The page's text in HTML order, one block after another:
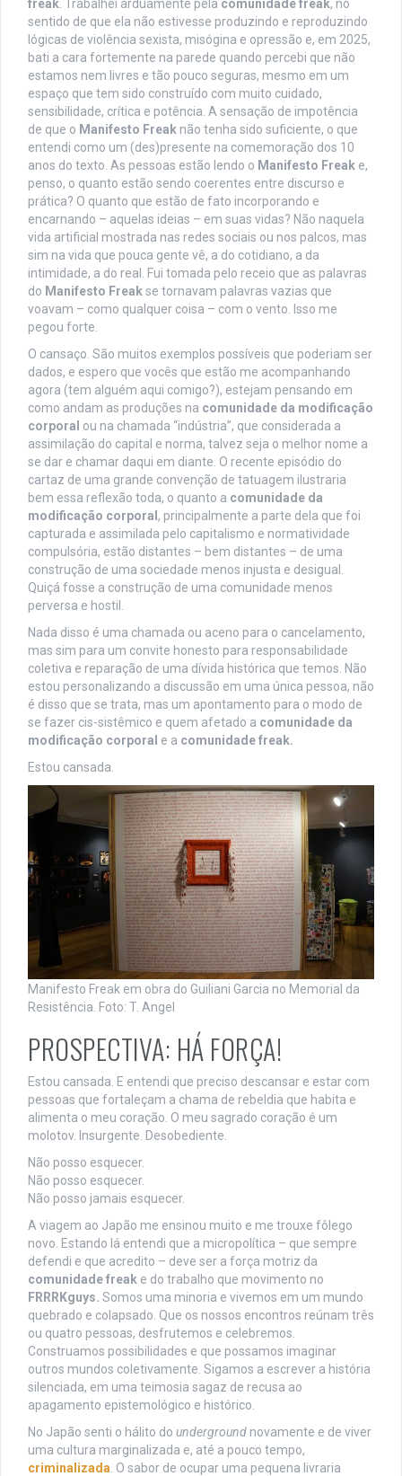
freak . Trabalhei arduamente pela comunidade freak, no
sentido de que ela não estivesse produzindo e reproduzindo
lógicas de violência sexista, misógina e opressão e, em 2025,
bati a cara fortemente na parede quando percebi que não
estamos nem livres e tão pouco seguras, mesmo em um
espaço que tem sido construído com muito cuidado,
sensibilidade, crítica e potência. A sensação de impotência
de que o Manifesto Freak não tenha sido suficiente, o que
entendi como um (des)presente na comemoração dos 10
anos do texto. As pessoas estão lendo o Manifesto Freak e,
penso, o quanto estão sendo coerentes entre discurso e
prática? O quanto que estão de fato incorporando e
encarnando – aquelas ideias – em suas vidas? Não naquela
vida artificial mostrada nas redes sociais ou nos palcos, mas
sim na vida que pouca gente vê, a do cotidiano, a da
intimidade, a do real. Fui tomada pelo receio que as palavras
do Manifesto Freakse tornavam palavras vazias que
voavam – como qualquer coisa – com o vento. Isso me
pegou forte.
O cansaço. São muitos exemplos possíveis que poderiam ser
dados, e espero que vocês que estão me acompanhando
agora (tem alguém aqui comigo?), estejam pensando em
como andam as produções na comunidade da modificação
corporal ou na chamada “indústria”, que considerada a
assimilação do capital e norma, talvez seja o melhor nome a
se dar e chamar daqui em diante. O recente episódio do
cartaz de uma grande convenção de tatuagem ilustraria
bem essa reflexão toda, o quanto a comunidade da
modificação corporal , principalmente a parte dela que foi
capturada e assimilada pelo capitalismo e normatividade
compulsória, estão distantes – bem distantes – de uma
construção de uma sociedade menos injusta e desigual.
Quiçá fosse a construção de uma comunidade menos
perversa e hostil.
Nada disso é uma chamada ou aceno para o cancelamento,
mas sim para um convite honesto para responsabilidade
coletiva e reparação de uma dívida histórica que temos. Não
estou personalizando a discussão em uma única pessoa, não
é disso que se trata, mas um apontamento para o modo de
se fazer cis-sistêmico e quem afetado a comunidade da
modificação corporal e a comunidade freak.
Estou cansada.
Manifesto Freak em obra do Guiliani Garcia no Memorial da
Resistência. Foto: T. Angel
PROSPECTIVA: HÁ FORÇA!
Estou cansada. E entendi que preciso descansar e estar com
pessoas que fortaleçam a chama de rebeldia que habita e
alimenta o meu coração. O meu sagrado coração é um
molotov. Insurgente. Desobediente.
Não posso esquecer.
Não posso esquecer.
Não posso jamais esquecer.
A viagem ao Japão me ensinou muito e me trouxe fôlego
novo. Estando lá entendi que a micropolítica – que sempre
defendi e que acredito – deve ser a força motriz da
comunidade freak e do trabalho que movimento no
FRRRKguys. Somos uma minoria e vivemos em um mundo
quebrado e colapsado. Que os nossos encontros reúnam três
ou quatro pessoas, desfrutemos e celebremos.
Construamos possibilidades e que possamos imaginar
outros mundos coletivamente. Sigamos a escrever a história
silenciada, em uma teimosia sagaz de recusa ao
apagamento epistemológico e histórico.
No Japão senti o hálito do underground novamente e de viver
uma cultura marginalizada e, até a pouco tempo,
criminalizada . O sabor de ocupar uma pequena livraria